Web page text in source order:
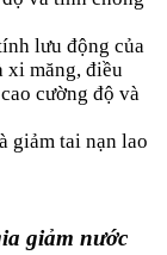
lưu động của
xi măng, điều
cường độ và
giảm tai nạn lao
giảm nước